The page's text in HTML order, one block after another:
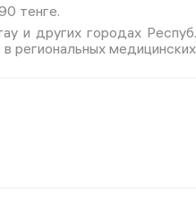
тенге.
и других городах